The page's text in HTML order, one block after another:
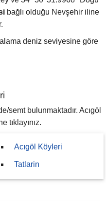
bağlı olduğu Nevşehir iline
deniz seviyesine göre
semt bulunmaktadır. Acıgöl
tıklayınız.
Acıgöl Köyleri
Tatlarin